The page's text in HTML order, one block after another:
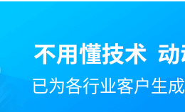
已为各行业客户生成